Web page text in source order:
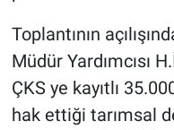
Toplantının
Müdür Yardımcısı
ÇKS ye kayıtlı
hak ettiği tarımsal